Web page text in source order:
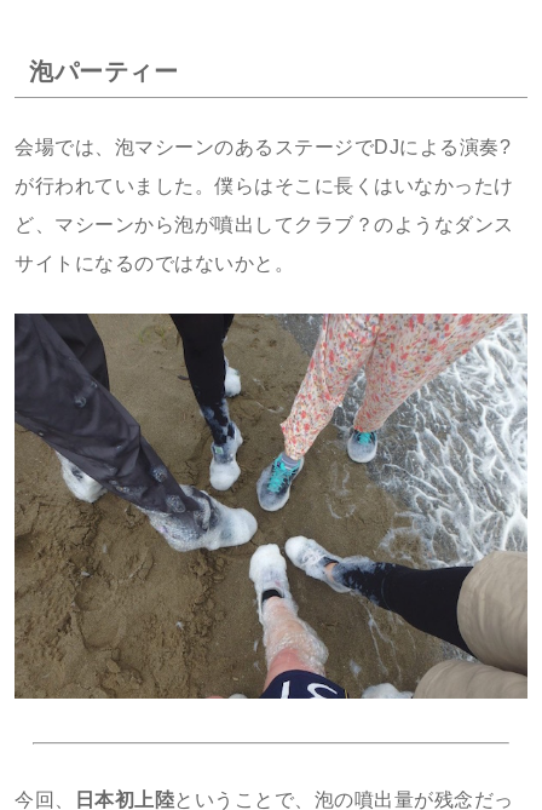
泡パーティー
会場では、泡マシーンのあるステージでDJによる演奏?
が行われていました。僕らはそこに長くはいなかったけ
ど、マシーンから泡が噴出してクラブ？のようなダンス
サイトになるのではないかと。
今回、 日本初上陸ということで、泡の噴出量が残念だっ